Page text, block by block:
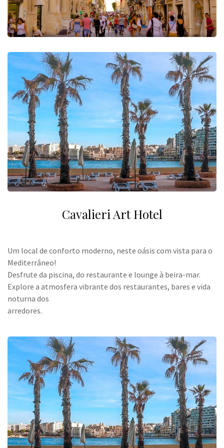
Cavalieri Art Hotel
Um local de conforto moderno, neste oásis com vista para o
Mediterrâneo!
Desfrute da piscina, do restaurante e lounge à beira-mar.
Explore a atmosfera vibrante dos restaurantes, bares e vida
noturna dos
arredores.